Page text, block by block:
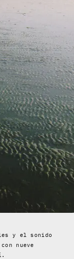
y el sonido
nueve